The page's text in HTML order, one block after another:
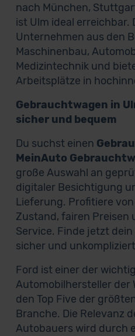
nach München,
ist Ulm ideal
Unternehmen aus den
Maschinenbau,
Medizintechnik und
Arbeitsplätze in
Gebrauchtwagen in
sicher und bequem
Du suchst einen
MeinAuto
große Auswahl an
digitaler Besichtigung
Lieferung. Profitiere
Zustand, fairen Preisen
Service. Finde jetzt
sicher und
Ford ist einer der
Automobilhersteller der
den Top Five der
Branche. Die Relevanz
Autobauers wird durch